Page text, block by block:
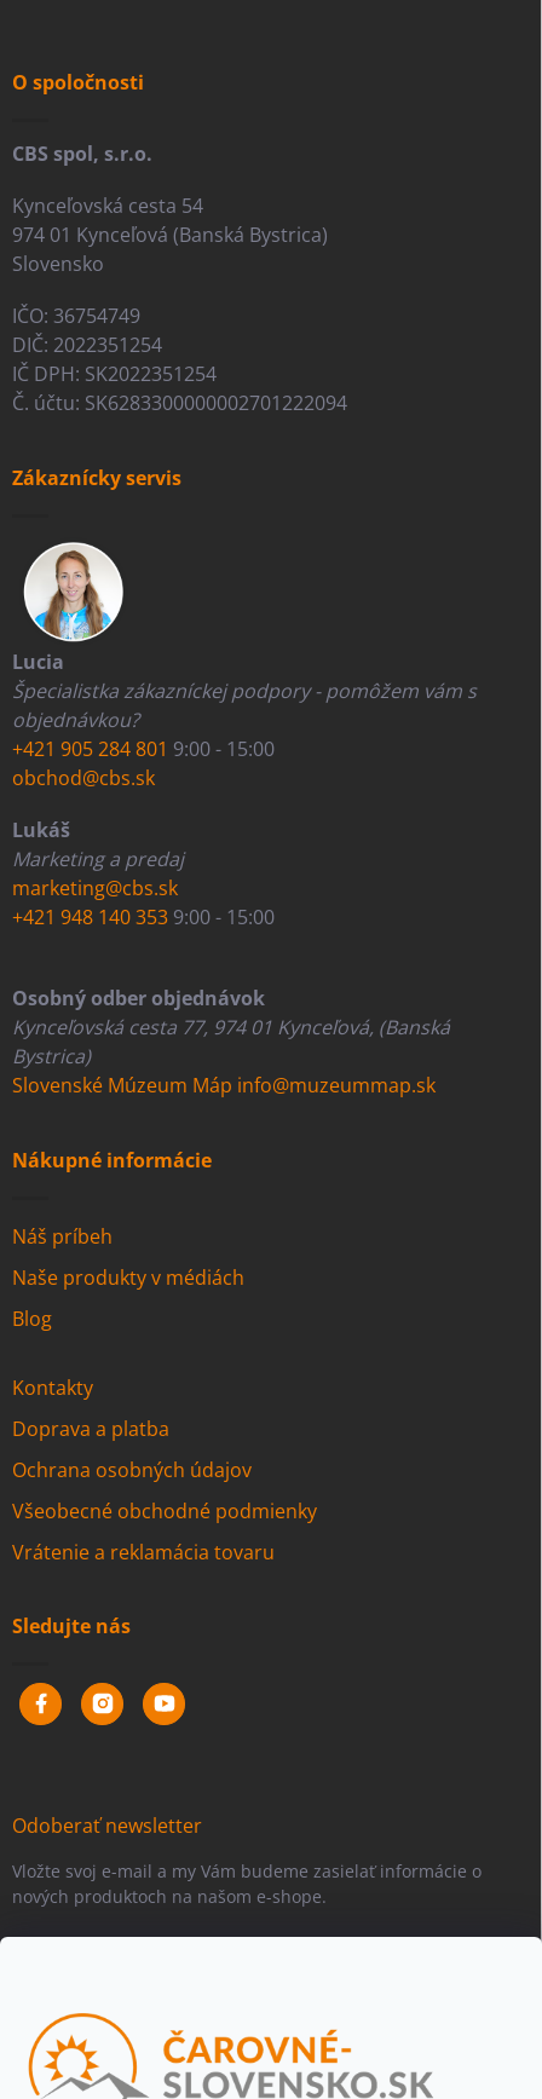
O spoločnosti
CBS spol, s.r.o.
Kynceľovská cesta 54
974 01 Kynceľová (Banská Bystrica)
Slovensko
IČO: 36754749
DIČ: 2022351254
IČ DPH: SK2022351254
Č. účtu: SK6283300000002701222094
Zákaznícky servis
Lucia
Špecialistka zákazníckej podpory - pomôžem vám s
objednávkou?
+421 905 284 801 9:00 - 15:00
obchod@cbs.sk
Lukáš
Marketing a predaj
marketing@cbs.sk
+421 948 140 353 9:00 - 15:00
Osobný odber objednávok
Kynceľovská cesta 77, 974 01 Kynceľová, (Banská
Bystrica)
Slovenské Múzeum Máp info@muzeummap.sk
Nákupné informácie
Náš príbeh
Naše produkty v médiách
Blog
Kontakty
Doprava a platba
Ochrana osobných údajov
Všeobecné obchodné podmienky
Vrátenie a reklamácia tovaru
Sledujte nás
Odoberať newsletter
Vložte svoj e-mail a my Vám budeme zasielať informácie o
nových produktoch na našom e-shope.
Vložením e-mailu súhlasíte spodmienkami ochrany osobných
údajov